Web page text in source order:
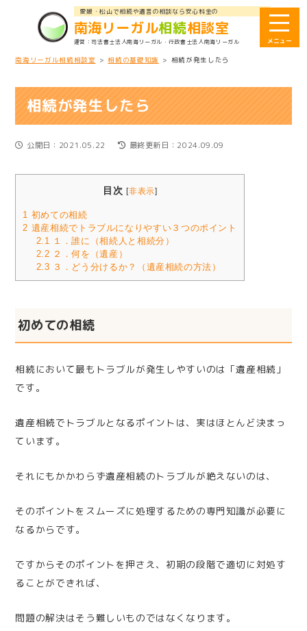
愛媛・松山で相続や遺言の相談なら安心料金の
南海リーガル相続相談室
司法書士法人南海リーガル ・行政書士法人南海リーガル
南海リーガル相続相談室 >相続の基礎知識 > 相続が発生したら
相続が発生したら
公開日：2021.05.22 最終更新日：2024.09.09
目次 [非表示]
1 初めての相続
2 遺産相続でトラブルになりやすい３つのポイント
2.1
１．誰に（相続人と相続分）
2.2 ２．何を（遺産）
2.3 ３．どう分けるか？（遺産相続の方法）
初めての相続
相続において最もトラブルが発生しやすいのは「遺産相続」
です。
遺産相続でトラブルとなるポイントは、実はほとんど決まっ
ています。
それにもかかわらず遺産相続のトラブルが絶えないのは、
そのポイントをスムーズに処理するための専門知識が必要に
なるからです。
ですからそのポイントを押さえ、初期の段階で適切に対処す
ることができれば、
問題の解決はそう難しいものではなくなります。